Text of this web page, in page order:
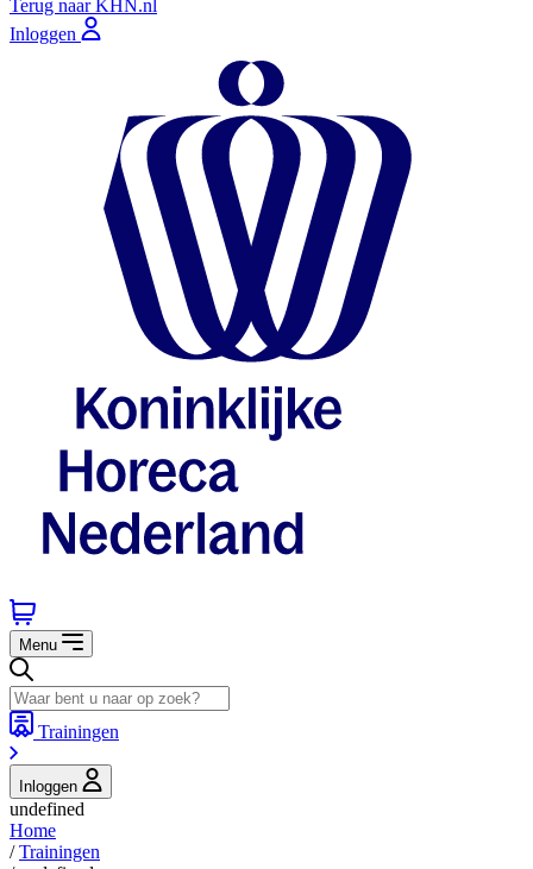
Terug naar KHN.nl
Inloggen
Menu
Trainingen
Inloggen
undefined
Home
/Trainingen